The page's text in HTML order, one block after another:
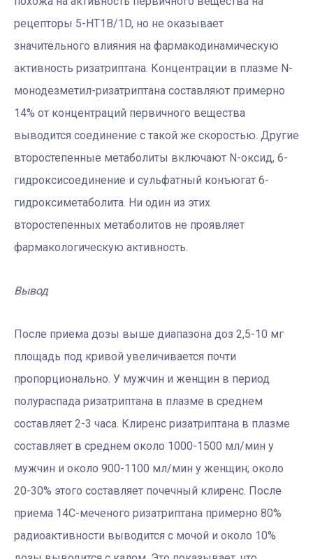
рецепторы 5-HT1B/1D, но не оказывает
значительного влияния на фармакодинамическую
активность ризатриптана. Концентрации в плазме N-
монодезметил-ризатриптана составляют примерно
14% от концентраций первичного вещества
выводится соединение с такой же скоростью. Другие
второстепенные метаболиты включают N-оксид, 6-
гидроксисоединение и сульфатный конъюгат 6-
гидроксиметаболита. Ни один из этих
второстепенных метаболитов не проявляет
фармакологическую активность.
Вывод
После приема дозы выше диапазона доз 2,5-10 мг
площадь под кривой увеличивается почти
пропорционально. У мужчин и женщин в период
полураспада ризатриптана в плазме в среднем
составляет 2-3 часа. Клиренс ризатриптана в плазме
составляет в среднем около 1000-1500 мл/мин у
мужчин и около 900-1100 мл/мин у женщин; около
20-30% этого составляет почечный клиренс. После
приема 14C-меченого ризатриптана примерно 80%
радиоактивности выводится с мочой и около 10%